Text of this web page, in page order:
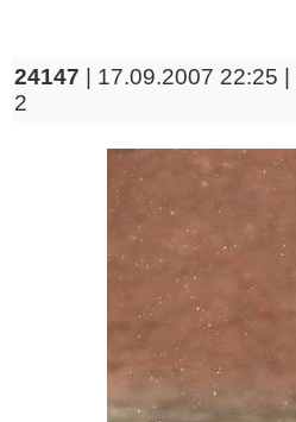
24147 | 17.09.2007 22:25 |
2